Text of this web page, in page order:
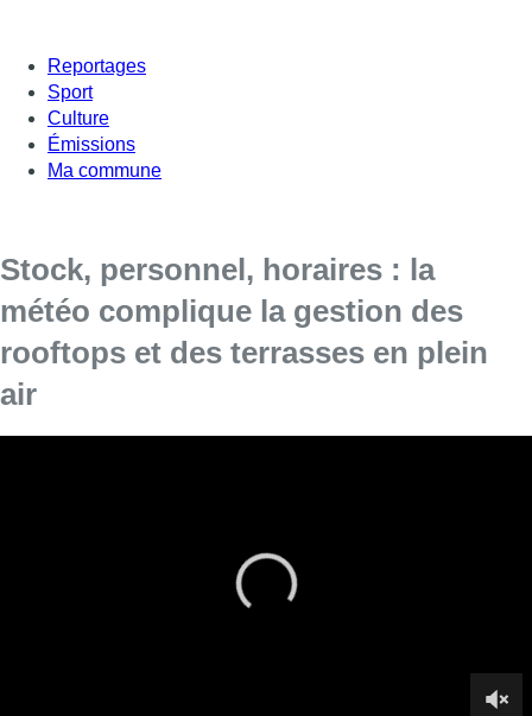
Reportages
Sport
Culture
Émissions
Ma commune
Stock, personnel, horaires : la
météo complique la gestion des
rooftops et des terrasses en plein
air
Ce temps capricieux a surtout des conséquences pour les
rooftops ou les terrasses en plein air. Tous les jours, c’est une